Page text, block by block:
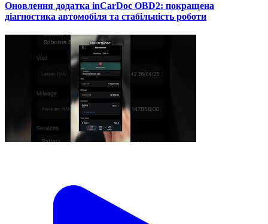
Оновлення додатка inCarDoc OBD2: покращена
діагностика автомобіля та стабільність роботи